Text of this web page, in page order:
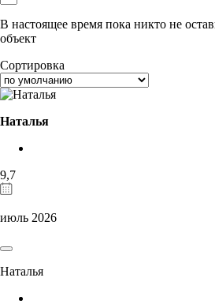
В настоящее время пока никто не
объект
Сортировка
Наталья
9,7
июль 2026
Наталья